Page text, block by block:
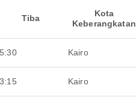
Tiba
Kota
Keberangkatan
Kairo
Kairo